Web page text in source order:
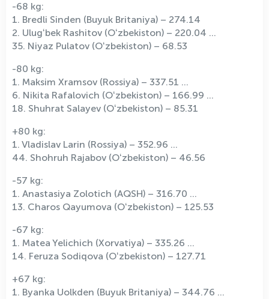
-68 kg:
1. Bredli Sinden (Buyuk Britaniya) – 274.14
2. Ulugʻbek Rashitov (Oʻzbekiston) – 220.04 …
35. Niyaz Pulatov (Oʻzbekiston) – 68.53
-80 kg:
1. Maksim Xramsov (Rossiya) – 337.51 ...
6. Nikita Rafalovich (Oʻzbekiston) – 166.99 ...
18. Shuhrat Salayev (Oʻzbekiston) – 85.31
+80 kg:
1. Vladislav Larin (Rossiya) – 352.96 ...
44. Shohruh Rajabov (Oʻzbekiston) – 46.56
-57 kg:
1. Anastasiya Zolotich (AQSH) – 316.70 ...
13. Charos Qayumova (Oʻzbekiston) – 125.53
-67 kg:
1. Matea Yelichich (Xorvatiya) – 335.26 ...
14. Feruza Sodiqova (Oʻzbekiston) – 127.71
+67 kg:
1. Byanka Uolkden (Buyuk Britaniya) – 344.76 ...